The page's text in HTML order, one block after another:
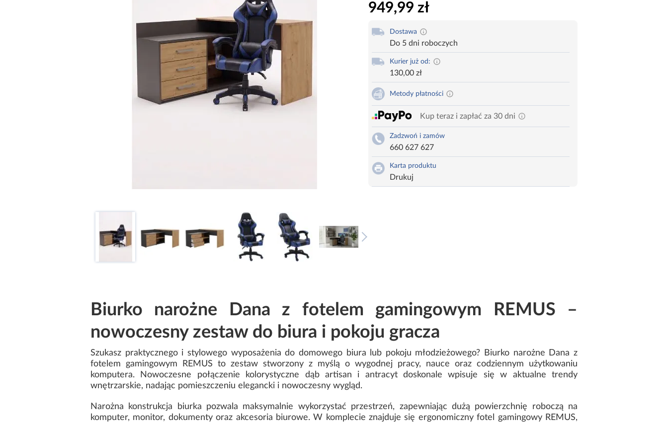
949,99 zł
Dostawa
Do 5 dni roboczych
Kurier już od:
130,00 zł
Metody płatności
Kup teraz i zapłać za 30 dni
Zadzwoń i zamów
660 627 627
Karta produktu
Drukuj
Biurko narożne Dana z fotelem gamingowym REMUS –
nowoczesny zestaw do biura i pokoju gracza
Szukasz praktycznego i stylowego wyposażenia do domowego biura lub pokoju młodzieżowego? Biurko narożne Dana z
fotelem gamingowym REMUS to zestaw stworzony z myślą o wygodnej pracy, nauce oraz codziennym użytkowaniu
komputera. Nowoczesne połączenie kolorystyczne dąb artisan i antracyt doskonale wpisuje się w aktualne trendy
wnętrzarskie, nadając pomieszczeniu elegancki i nowoczesny wygląd.
Narożna konstrukcja biurka pozwala maksymalnie wykorzystać przestrzeń, zapewniając dużą powierzchnię roboczą na
komputer, monitor, dokumenty oraz akcesoria biurowe. W komplecie znajduje się ergonomiczny fotel gamingowy REMUS,